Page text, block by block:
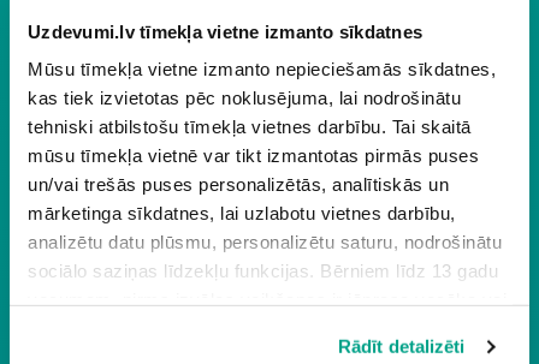
Uzdevumi.lv tīmekļa vietne izmanto sīkdatnes
Mūsu tīmekļa vietne izmanto nepieciešamās sīkdatnes,
kas tiek izvietotas pēc noklusējuma, lai nodrošinātu
tehniski atbilstošu tīmekļa vietnes darbību. Tai skaitā
mūsu tīmekļa vietnē var tikt izmantotas pirmās puses
un/vai trešās puses personalizētās, analītiskās un
mārketinga sīkdatnes, lai uzlabotu vietnes darbību,
analizētu datu plūsmu, personalizētu saturu, nodrošinātu
sociālo saziņas līdzekļu funkcijas. Bērniem līdz 13 gadu
Spiežot uz pogas “Apstiprināt visas”, Jūs piekrītat visām
Rādīt detalizēti
paskaidro konkrēto
uzdevumu.
3